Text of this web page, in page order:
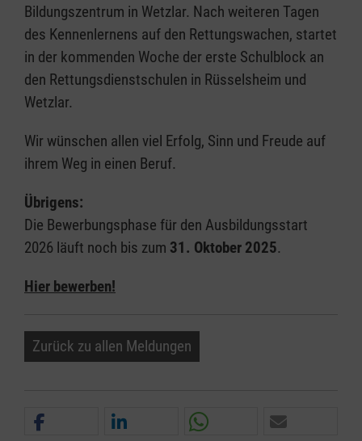
Bildungszentrum in Wetzlar. Nach weiteren Tagen
des Kennenlernens auf den Rettungswachen, startet
in der kommenden Woche der erste Schulblock an
den Rettungsdienstschulen in Rüsselsheim und
Wetzlar.
Wir wünschen allen viel Erfolg, Sinn und Freude auf
ihrem Weg in einen Beruf.
Übrigens:
Die Bewerbungsphase für den Ausbildungsstart
2026 läuft noch bis zum 31. Oktober 2025.
Hier bewerben!
Zurück zu allen Meldungen